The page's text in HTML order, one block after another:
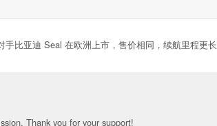
比亚迪 Seal 在欧洲上市，售价相同，续航里程更长
Thank you for your support!